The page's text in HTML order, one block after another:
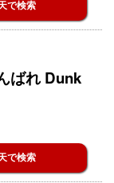
で検索
ばれ Dunk
で検索